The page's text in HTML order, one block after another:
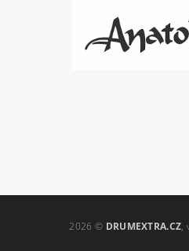
2026 © DRUMEXTRA.CZ,